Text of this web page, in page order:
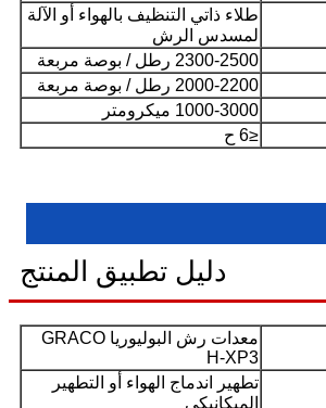
طلاء ذاتي التنظيف بالهواء أو الآلة
لمسدس الرش
2300-2500 رطل / بوصة مربعة
2000-2200 رطل / بوصة مربعة
1000-3000 ميكرومتر
≤6 ح
دليل تطبيق المنتج
معدات رش البوليوريا GRACO
H-XP3
تطهير اندماج الهواء أو التطهير
الميكانيكي